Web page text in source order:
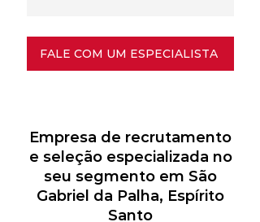
FALE COM UM ESPECIALISTA
Empresa de recrutamento
e seleção especializada no
seu segmento em São
Gabriel da Palha, Espírito
Santo